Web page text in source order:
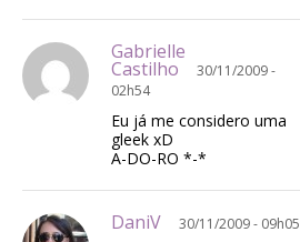
Gabrielle
Castilho
30/11/2009 -
02h54
Eu já me considero uma
gleek xD
A-DO-RO *-*
DaniV 30/11/2009 - 09h05